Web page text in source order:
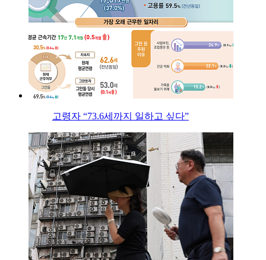
고령자 “73.6세까지 일하고 싶다”